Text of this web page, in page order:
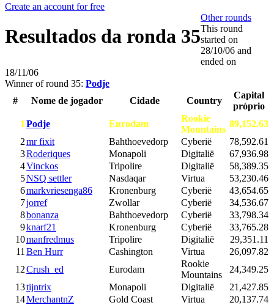
Create an account for free
Resultados da ronda 35
Other rounds
This round
started on
28/10/06 and
ended on
18/11/06
Winner of round 35: Podje
#
Nome de jogador Cidade Country
Capital
próprio
1 Podje Eurodam
Rookie
Mountains
89,152.63
2mr fixit Bahthoevedorp Cyberië
78,592.61
3Roderiques Monapoli Digitalië
67,936.98
4Vinckos Tripolire Digitalië
58,389.35
5NSQ settler Nasdaqar Virtua
53,230.46
6markvriesenga86 Kronenburg Cyberië
43,654.65
7jorref Zwollar Cyberië
34,536.67
8bonanza Bahthoevedorp Cyberië
33,798.34
9knarf21 Kronenburg Cyberië
33,765.28
10manfredmus Tripolire Digitalië
29,351.11
11 Ben Hurr Cashington Virtua
26,097.82
12Crush_ed Eurodam
Rookie
Mountains
24,349.25
13tijntrix Monapoli Digitalië
21,427.85
14MerchantnZ Gold Coast Virtua
20,137.74